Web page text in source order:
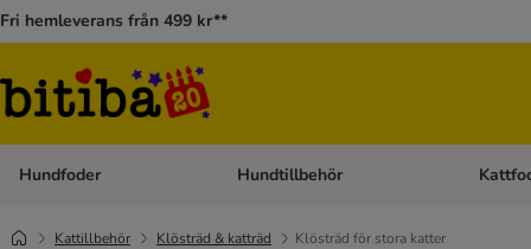
Fri hemleverans från 499 kr**
Hundfoder Open category menu: Hundfoder
Hundtillbehör Open
Kattillbehör Klösträd & katträd Klösträd för stora katter